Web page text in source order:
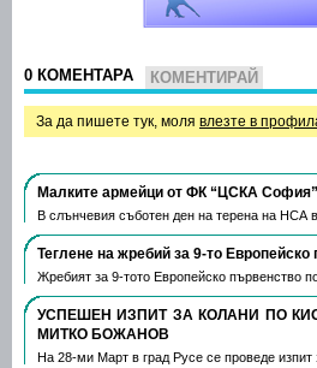
0 КОМЕНТАРА КОМЕНТИРАЙ
За да пишете тук, моля влезте в
Малките армейци от ФК “ЦСКА
В слънчевия съботен ден на терена на
Теглене на жребий за 9-то
Жребият за 9-тото Европейско първенство
УСПЕШЕН ИЗПИТ ЗА КОЛАНИ ПО
МИТКО БОЖАНОВ
На 28-ми Март в град Русе се проведе